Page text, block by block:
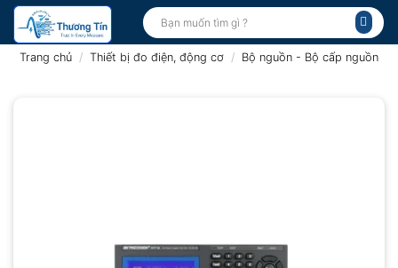
Bỏ
qua
Tìm
kiếm:
Trang chủ / Thiết bị đo điện, động cơ / Bộ nguồn - Bộ cấp nguồn